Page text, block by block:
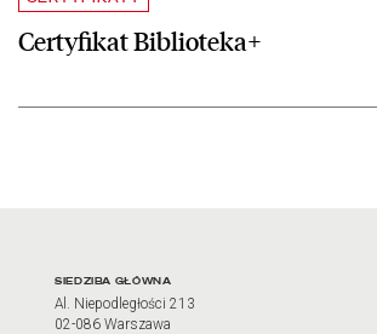
Certyfikat Biblioteka+
Adres oraz
SIEDZIBA GŁÓWNA
Al. Niepodległości 213
02-086 Warszawa